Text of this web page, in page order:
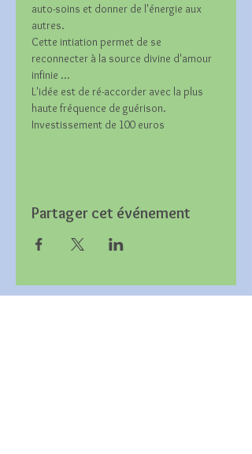
auto-soins et donner de l'énergie aux
autres.
Cette intiation permet de se
reconnecter à la source divine d'amour
infinie ...
L'idée est de ré-accorder avec la plus
haute fréquence de guérison.
Investissement de 100 euros
Partager cet événement